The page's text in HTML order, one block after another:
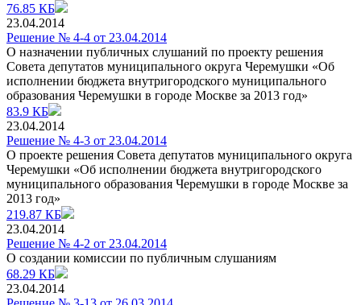
76.85 КБ
23.04.2014
Решение № 4-4 от 23.04.2014
О назначении публичных слушаний по проекту решения
Совета депутатов муниципального округа Черемушки «Об
исполнении бюджета внутригородского муниципального
образования Черемушки в городе Москве за 2013 год»
83.9 КБ
23.04.2014
Решение № 4-3 от 23.04.2014
О проекте решения Совета депутатов муниципального округа
Черемушки «Об исполнении бюджета внутригородского
муниципального образования Черемушки в городе Москве за
2013 год»
219.87 КБ
23.04.2014
Решение № 4-2 от 23.04.2014
О создании комиссии по публичным слушаниям
68.29 КБ
23.04.2014